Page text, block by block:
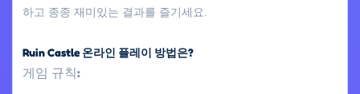
하고 종종 재미있는 결과를 즐기세요.
Ruin Castle 온라인 플레이 방법은?
게임 규칙: